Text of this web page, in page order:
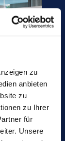
zu
anbieten
zu
zu Ihrer
für
Unsere